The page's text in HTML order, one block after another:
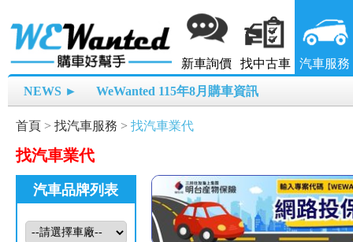
新車詢價 找中古車 汽車服務
NEWS ► WeWanted 115年8月購車資訊
首頁 > 找汽車服務 > 找汽車業代
找汽車業代
汽車品牌列表